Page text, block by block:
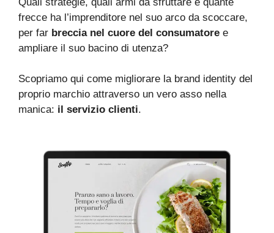
frecce ha l’imprenditore nel suo arco da scoccare,
per far breccia nel cuore del consumatore e
ampliare il suo bacino di utenza?
Scopriamo qui come migliorare la brand identity del
proprio marchio attraverso un vero asso nella
manica: il servizio clienti.